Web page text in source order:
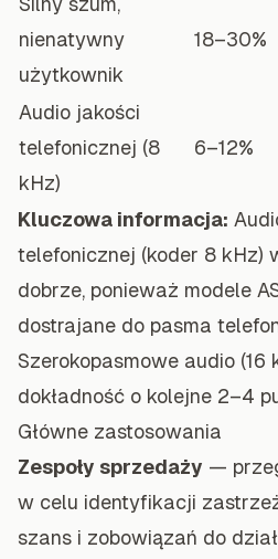
nienatywny
użytkownik
18–30%
Audio jakości
telefonicznej (8
kHz)
6–12%
Kluczowa informacja:
telefonicznej (koder 8 kHz)
dobrze, ponieważ modele
dostrajane do pasma
Szerokopasmowe audio (16
dokładność o kolejne 2–4
Główne zastosowania
Zespoły sprzedaży —
w celu identyfikacji
szans i zobowiązań do